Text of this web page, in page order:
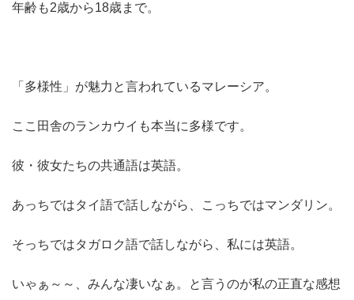
年齢も2歳から18歳まで。
「多様性」が魅力と言われているマレーシア。
ここ田舎のランカウイも本当に多様です。
彼・彼女たちの共通語は英語。
あっちではタイ語で話しながら、こっちではマンダリン。
そっちではタガロク語で話しながら、私には英語。
いゃぁ～～、みんな凄いなぁ。と言うのが私の正直な感想